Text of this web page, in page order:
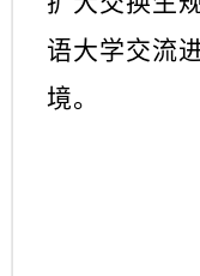
语大学交流
境。